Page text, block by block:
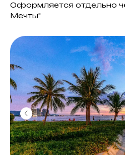
Оформляется отдельно
Мечты"